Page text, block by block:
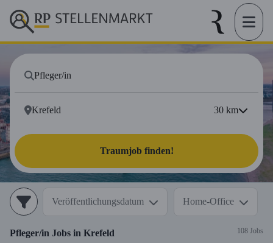
30 km
Traumjob finden!
Veröffentlichungsdatum Home-Office
Pfleger/in Jobs in Krefeld 108 Jobs